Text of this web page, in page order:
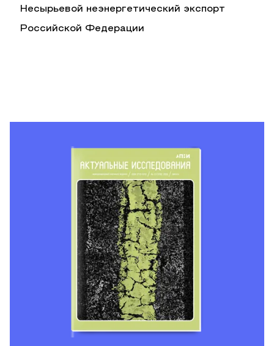
Несырьевой неэнергетический экспорт
Российской Федерации